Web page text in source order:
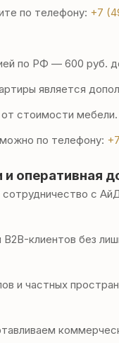
по телефону: +7
по РФ — 600 руб.
является
стоимости
по телефону:
оперативная
с
клиентов без
и частных